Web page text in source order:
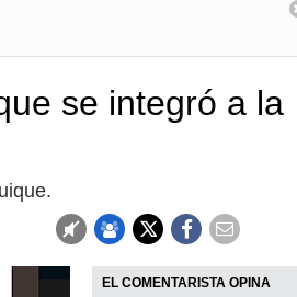
se integró a la
EL COMENTARISTA OPINA